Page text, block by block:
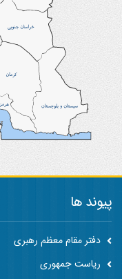
پیوند ها
دفتر مقام معظم رهبری
ریاست جمهوری